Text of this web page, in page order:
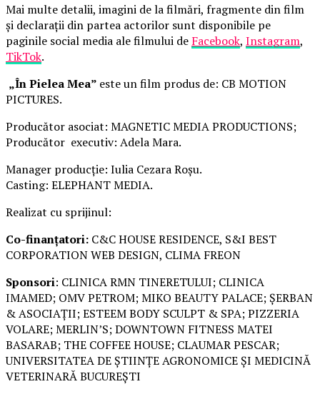
Mai multe detalii, imagini de la filmări, fragmente din film
și declarații din partea actorilor sunt disponibile pe
paginile social media ale filmului de Facebook, Instagram,
TikTok.
„În Pielea Mea” este un film produs de: CB MOTION
PICTURES.
Producător asociat: MAGNETIC MEDIA PRODUCTIONS;
Producător executiv: Adela Mara.
Manager producție: Iulia Cezara Roșu.
Casting: ELEPHANT MEDIA.
Realizat cu sprijinul:
Co-finanțatori: C&C HOUSE RESIDENCE, S&I BEST
CORPORATION WEB DESIGN, CLIMA FREON
Sponsori: CLINICA RMN TINERETULUI; CLINICA
IMAMED; OMV PETROM; MIKO BEAUTY PALACE; ȘERBAN
& ASOCIAȚII; ESTEEM BODY SCULPT & SPA; PIZZERIA
VOLARE; MERLIN’S; DOWNTOWN FITNESS MATEI
BASARAB; THE COFFEE HOUSE; CLAUMAR PESCAR;
UNIVERSITATEA DE ȘTIINȚE AGRONOMICE ȘI MEDICINĂ
VETERINARĂ BUCUREȘTI